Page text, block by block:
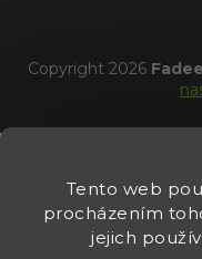
Tento web
procházením
jejich
Copyright 2026 Fadee